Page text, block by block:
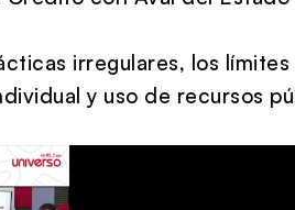
irregulares, los límites
y uso de recursos